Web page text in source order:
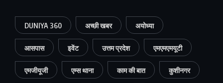
DUNIYA 360 अच्छी खबर अयोध्या
आसपास इवेंट उत्तम प्रदेश एमएमएमयूटी
एमजीयूजी एम्स थाना काम की बात कुशीनगर